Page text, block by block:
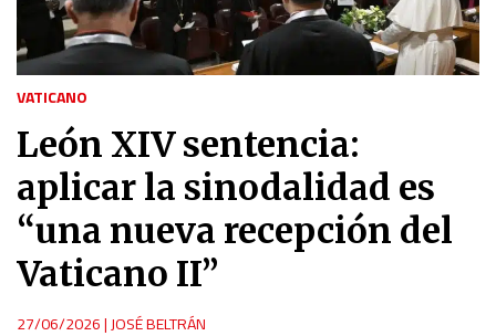
VATICANO
León XIV sentencia:
aplicar la sinodalidad es
“una nueva recepción del
Vaticano II”
27/06/2026| JOSÉ BELTRÁN